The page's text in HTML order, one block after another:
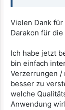
Vielen Dank für
Darakon für
Ich habe jetzt
bin einfach
Verzerrungen /
besser zu
welche
Anwendung